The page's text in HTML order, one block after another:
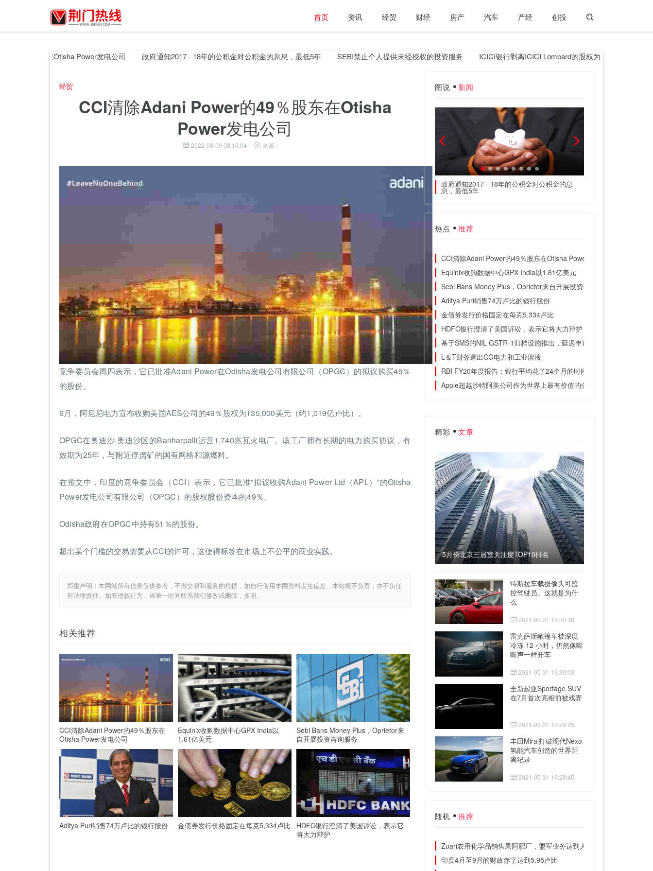
首页 资讯 经贸 财经 房产 汽车 产经 创投
％股东在Otisha Power发电公司 政府通知2017 - 18年的公积金对公积金的息息，最低5年 SEBI禁止个人提供未经授权的投资服务 ICICI银行剥离ICICI Lombard的股权为2,250卢比
经贸
CCI清除Adani Power的49％股东在Otisha
Power发电公司
2022-08-09 08:16:04 来源：
竞争委员会周四表示，它已批准Adani Power在Odisha发电公司有限公司（OPGC）的拟议购买49％
的股份。
6月，阿尼尼电力宣布收购美国AES公司的49％股权为135,000美元（约1,019亿卢比）。
OPGC在奥迪沙·奥迪沙区的Banharpalli运营1,740兆瓦火电厂。该工厂拥有长期的电力购买协议，有
效期为25年，与附近俘虏矿的国有网格和源燃料。
在推文中，印度的竞争委员会（CCI）表示，它已批准“拟议收购Adani Power Ltd（APL）”的Otisha
Power发电公司有限公司（OPGC）的股权股份资本的49％。
Odisha政府在OPGC中持有51％的股份。
超出某个门槛的交易需要从CCI的许可，这使得标签在市场上不公平的商业实践。
郑重声明：本网站所有信息仅供参考，不做交易和服务的根据，如自行使用本网资料发生偏差，本站概不负责，亦不负任
何法律责任。如有侵权行为，请第一时间联系我们修改或删除，多谢。
相关推荐
CCI清除Adani Power的49％股东在
Otisha Power发电公司
Equinix收购数据中心GPX India以
1.61亿美元
Sebi Bans Money Plus，Opriefor来
自开展投资咨询服务
Aditya Puri销售74万卢比的银行股份 金债券发行价格固定在每克5,334卢比
HDFC银行澄清了美国诉讼，表示它
将大力辩护
图说 新闻
NPCI为冒险入全球市场的子公司 政府通知2017 - 18年的公积金对公积金的息
息，最低5年
热点 推荐
CCI清除Adani Power的49％股东在Otisha Power发电公司
Equinix收购数据中心GPX India以1.61亿美元
Sebi Bans Money Plus，Opriefor来自开展投资咨询服务
Aditya Puri销售74万卢比的银行股份
金债券发行价格固定在每克5,334卢比
HDFC银行澄清了美国诉讼，表示它将大力辩护
基于SMS的NIL GSTR-1归档设施推出，延迟申请的延迟费用免除
L＆T财务退出CG电力和工业溶液
RBI FY20年度报告：银行平均花了24个月的时间来检测欺诈
Apple超越沙特阿美公司作为世界上最有价值的公司
精彩 文章
5月份北京三居室关注度TOP10排名
特斯拉车载摄像头可监
控驾驶员。这就是为什
么
2021-05-31 16:30:38
雷克萨斯敞篷车被深度
冷冻 12 小时，仍然像嘶
嘶声一样开车
2021-05-31 16:30:03
全新起亚Sportage SUV
在7月首次亮相前被戏弄
2021-05-31 16:29:25
丰田Mirai打破现代Nexo
氢能汽车创造的世界距
离纪录
2021-05-31 16:28:45
随机 推荐
Zuari农用化学品销售果阿肥厂，盟军业务达到人民币280万美元
印度4月至9月的财政赤字达到5.95卢比